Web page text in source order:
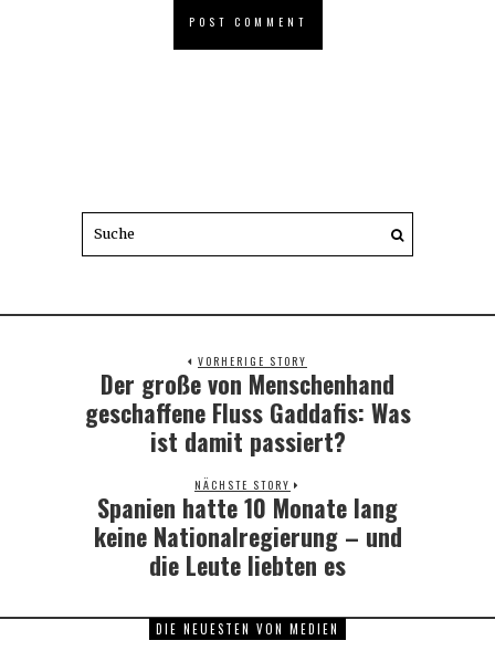
VORHERIGE STORY
Previous
post:
Der große von Menschenhand
geschaffene Fluss Gaddafis: Was
ist damit passiert?
NÄCHSTE STORY
Next
post:
Spanien hatte 10 Monate lang
keine Nationalregierung – und
die Leute liebten es
DIE NEUESTEN VON MEDIEN